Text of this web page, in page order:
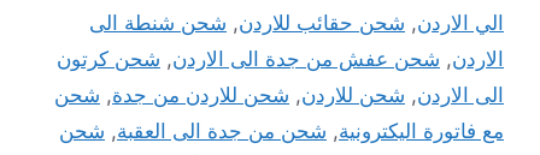
الي الاردن, شحن حقائب للاردن, شحن شنطة الى
الاردن, شحن عفش من جدة الى الاردن, شحن كرتون
الى الاردن, شحن للاردن, شحن للاردن من جدة, شحن
مع فاتورة اليكترونية, شحن من جدة الى العقبة, شحن